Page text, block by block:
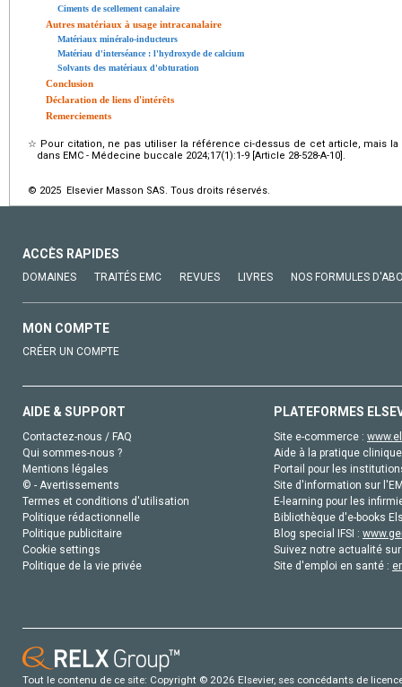
Ciments de scellement canalaire
Autres matériaux à usage intracanalaire
Matériaux minéralo-inducteurs
Matériau d'interséance : l'hydroxyde de calcium
Solvants des matériaux d'obturation
Conclusion
Déclaration de liens d'intérêts
Remerciements
☆ Pour citation, ne pas utiliser la référence ci-dessus de cet article, mais
dans EMC - Médecine buccale 2024;17(1):1-9 [Article 28-528-A-10].
© 2025 Elsevier Masson SAS. Tous droits réservés.
ACCÈS RAPIDES
DOMAINES TRAITÉS EMC REVUES LIVRES NOS FORMULES
MON COMPTE
CRÉER UN COMPTE
AIDE & SUPPORT
Contactez-nous / FAQ
Qui sommes-nous ?
Mentions légales
© - Avertissements
Termes et conditions d'utilisation
Politique rédactionnelle
Politique publicitaire
Cookie settings
Politique de la vie privée
PLATEFORMES
Site e-commerce :
Aide à la pratique
Portail pour les
Site d'information sur
E-learning pour les
Bibliothèque d'e-books
Blog special IFSI :
Suivez notre actualité
Site d'emploi en santé :
Tout le contenu de ce site: Copyright © 2026 Elsevier, ses concédants de